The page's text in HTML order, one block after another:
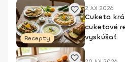
Recepty
2 Júl 2026
Cuketa
cuketové
vyskúšať